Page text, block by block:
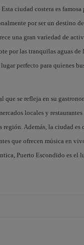
ciudad costera es famosa
por ser un destino
una gran variedad de
por las tranquilas aguas de
perfecto para quienes
se refleja en su
locales y
Además, la ciudad
que ofrecen música en
Puerto Escondido es el